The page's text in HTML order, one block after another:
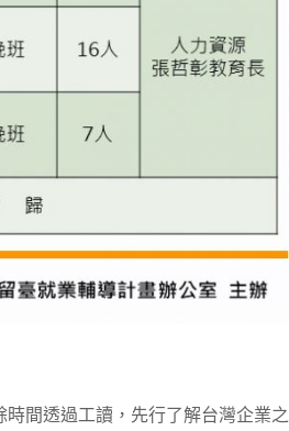
間透過工讀，先行了解台灣企業之